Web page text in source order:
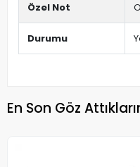
Özel Not
Durumu
En Son Göz